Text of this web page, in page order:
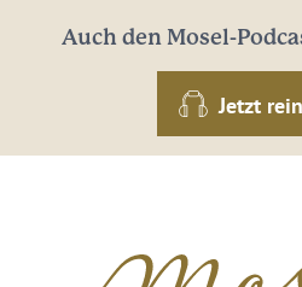
Auch den Mosel-
Jetzt